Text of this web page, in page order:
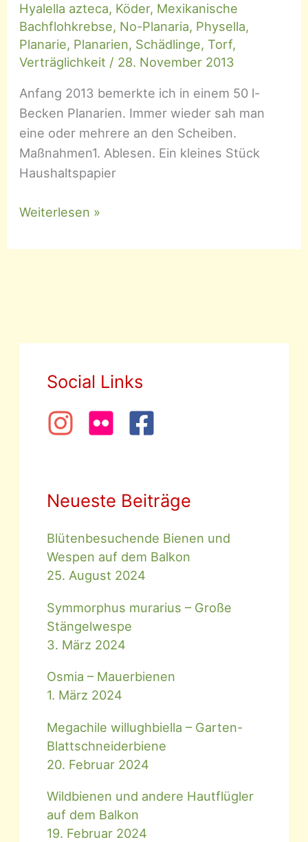
Hyalella azteca, Köder, Mexikanische
Bachflohkrebse, No-Planaria, Physella,
Planarie, Planarien, Schädlinge, Torf,
Verträglichkeit / 28. November 2013
Anfang 2013 bemerkte ich in einem 50 l-
Becken Planarien. Immer wieder sah man
eine oder mehrere an den Scheiben.
Maßnahmen1. Ablesen. Ein kleines Stück
Haushaltspapier
Planarien
Weiterlesen »
Social Links
Neueste Beiträge
Blütenbesuchende Bienen und
Wespen auf dem Balkon
25. August 2024
Symmorphus murarius – Große
Stängelwespe
3. März 2024
Osmia – Mauerbienen
1. März 2024
Megachile willughbiella – Garten-
Blattschneiderbiene
20. Februar 2024
Wildbienen und andere Hautflügler
auf dem Balkon
19. Februar 2024